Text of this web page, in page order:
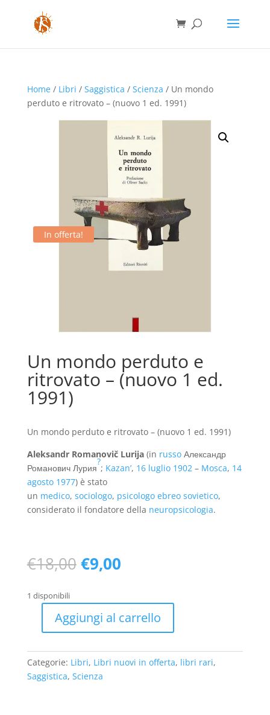
Home/ Libri / Saggistica / Scienza / Un mondo
perduto e ritrovato – (nuovo 1 ed. 1991)
In offerta!
Un mondo perduto e
ritrovato – (nuovo 1 ed.
1991)
Un mondo perduto e ritrovato – (nuovo 1 ed. 1991)
Aleksandr Romanovič Lurija(in russo Александр
Романович Лурия
?
; Kazan’, 16 luglio 1902– Mosca, 14
agosto 1977) è stato
un medico, sociologo, psicologo ebreo sovietico,
considerato il fondatore della neuropsicologia.
€18,00 Il
prezzo
era:
€18,00.
€9,00Il
è:
€9,00.
1 disponibili
perduto
e
ritrovato
Aggiungi al carrello
Categorie: Libri, Libri nuovi in offerta, libri rari,
Saggistica, Scienza